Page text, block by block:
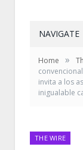
NAVIGATE
Home »
invita a los
inigualable
THE WIRE